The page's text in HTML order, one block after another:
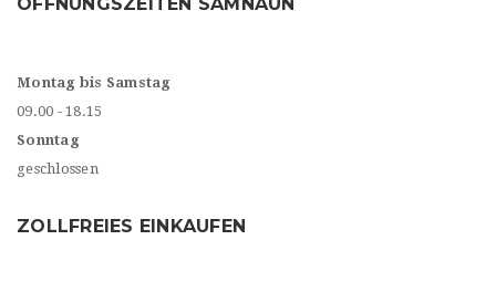
ÖFFNUNGSZEITEN SAMNAUN
Montag bis Samstag
09.00 - 18.15
Sonntag
geschlossen
ZOLLFREIES EINKAUFEN